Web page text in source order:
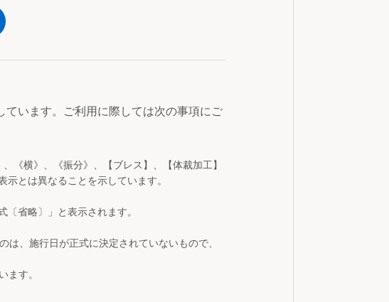
います。ご利用に際しては次の事項にご
《横》、《振分》、【ブレス】、【体裁加工】
とは異なることを示しています。
省略〕」と表示されます。
、施行日が正式に決定されていないもので、
ます。